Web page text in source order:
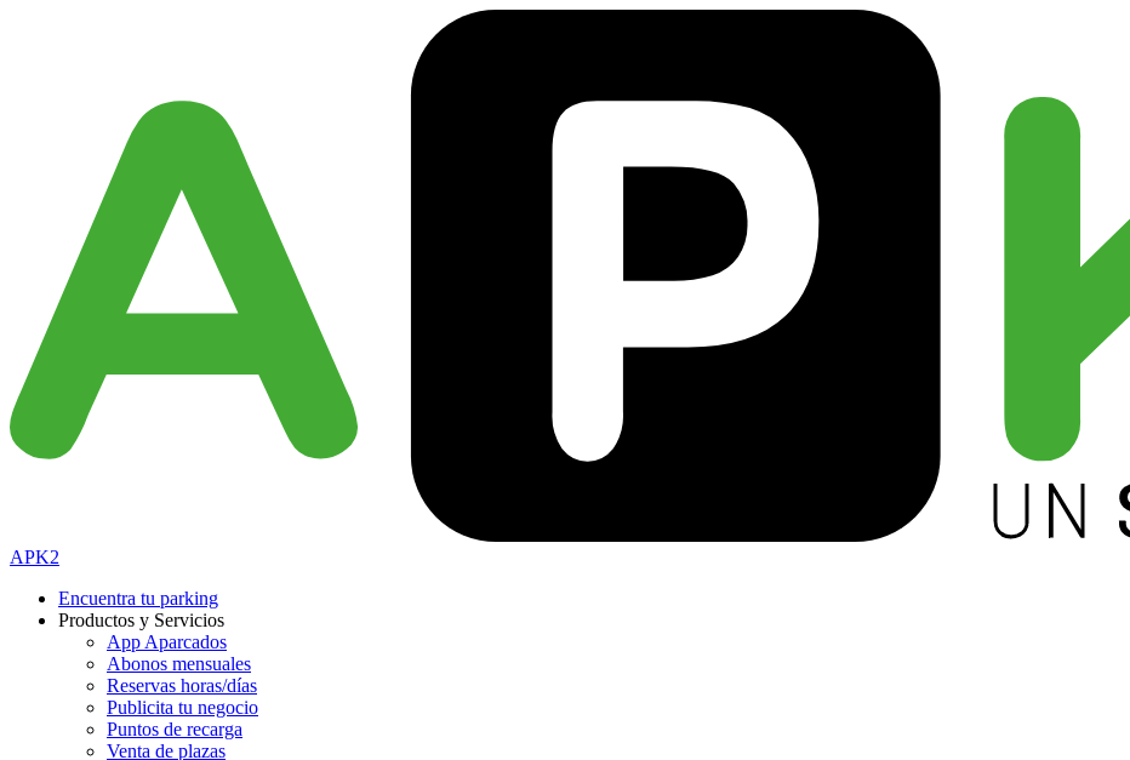
APK2
Encuentra tu parking
Productos y Servicios
App Aparcados
Abonos mensuales
Reservas horas/días
Publicita tu negocio
Puntos de recarga
Venta de plazas